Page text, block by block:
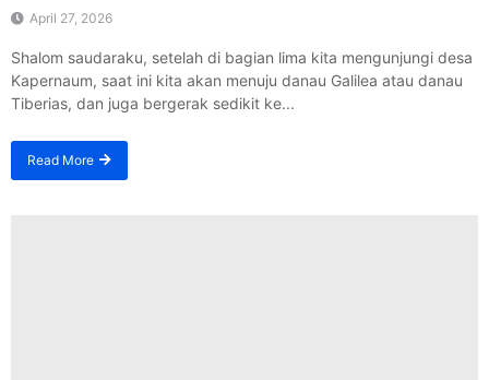
April 27, 2026
Shalom saudaraku, setelah di bagian lima kita mengunjungi desa
Kapernaum, saat ini kita akan menuju danau Galilea atau danau
Tiberias, dan juga bergerak sedikit ke...
Read More